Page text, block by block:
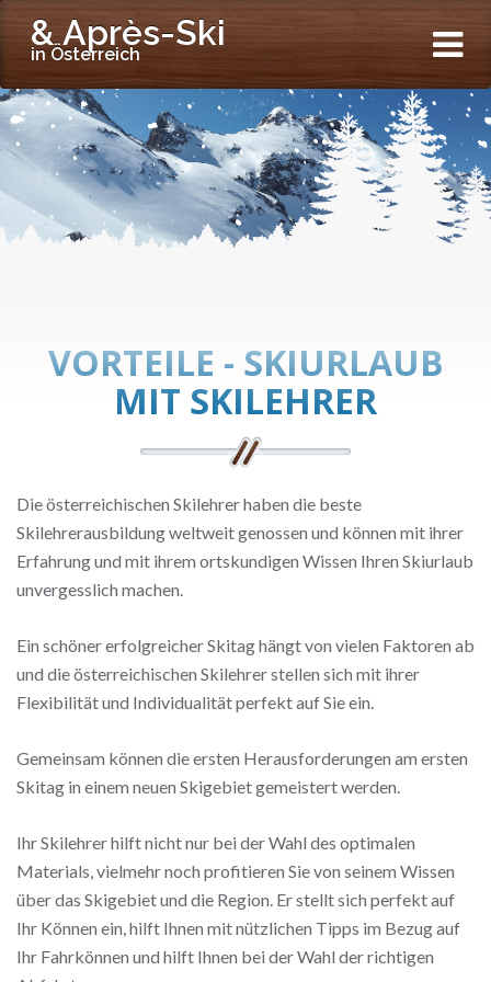
& Après-Ski
in Österreich
VORTEILE - SKIURLAUB
MIT SKILEHRER
Die österreichischen Skilehrer haben die beste
Skilehrerausbildung weltweit genossen und können mit ihrer
Erfahrung und mit ihrem ortskundigen Wissen Ihren Skiurlaub
unvergesslich machen.
Ein schöner erfolgreicher Skitag hängt von vielen Faktoren ab
und die österreichischen Skilehrer stellen sich mit ihrer
Flexibilität und Individualität perfekt auf Sie ein.
Gemeinsam können die ersten Herausforderungen am ersten
Skitag in einem neuen Skigebiet gemeistert werden.
Ihr Skilehrer hilft nicht nur bei der Wahl des optimalen
Materials, vielmehr noch profitieren Sie von seinem Wissen
über das Skigebiet und die Region. Er stellt sich perfekt auf
Ihr Können ein, hilft Ihnen mit nützlichen Tipps im Bezug auf
Ihr Fahrkönnen und hilft Ihnen bei der Wahl der richtigen